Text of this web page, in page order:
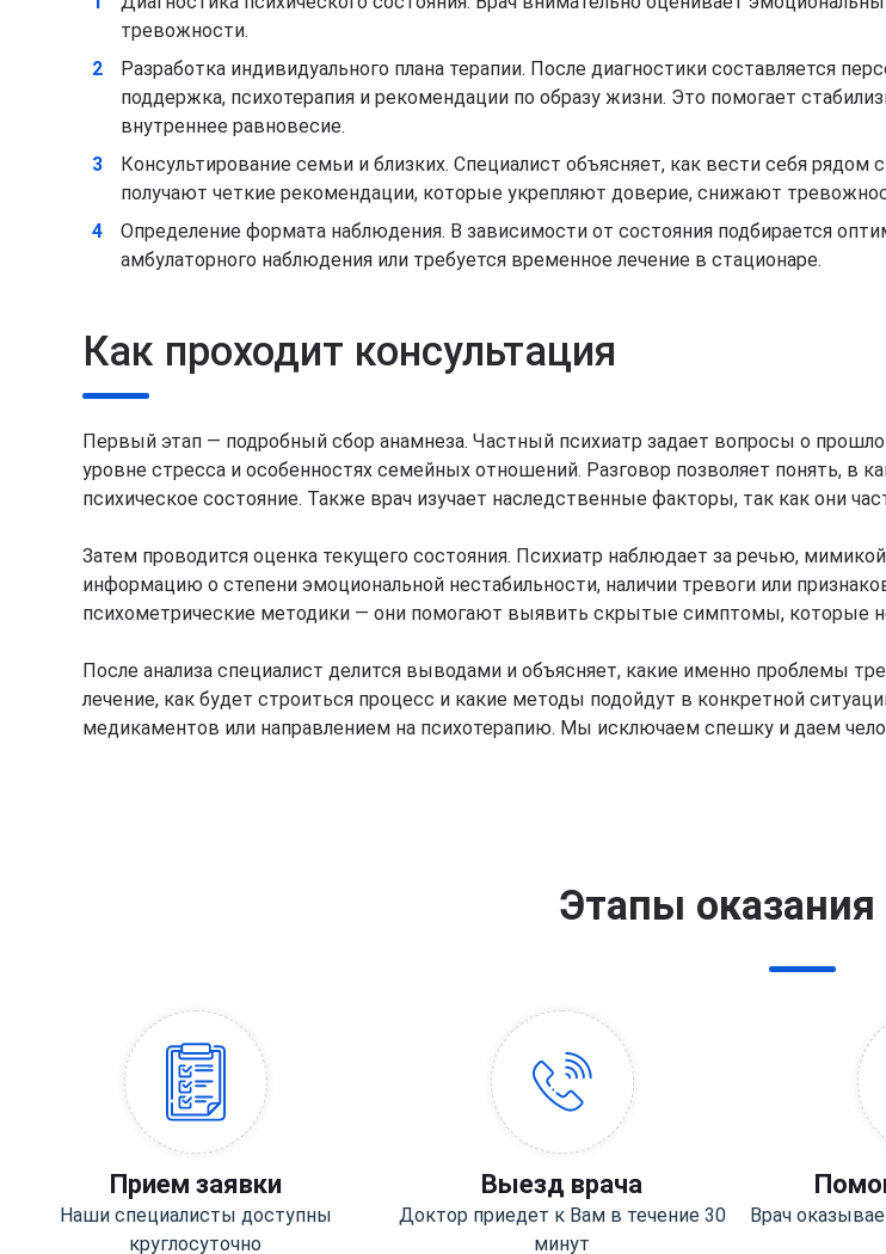
тревожности.
Разработка индивидуального плана терапии. После диагностики составляется
поддержка, психотерапия и рекомендации по образу жизни. Это помогает
внутреннее равновесие.
Консультирование семьи и близких. Специалист объясняет, как вести себя
получают четкие рекомендации, которые укрепляют доверие, снижают
Определение формата наблюдения. В зависимости от состояния подбирается
амбулаторного наблюдения или требуется временное лечение в стационаре.
Как проходит консультация
Первый этап — подробный сбор анамнеза. Частный психиатр задает вопросы о
уровне стресса и особенностях семейных отношений. Разговор позволяет понять, в
психическое состояние. Также врач изучает наследственные факторы, так как они
Затем проводится оценка текущего состояния. Психиатр наблюдает за речью,
информацию о степени эмоциональной нестабильности, наличии тревоги или
психометрические методики — они помогают выявить скрытые симптомы, которые
После анализа специалист делится выводами и объясняет, какие именно проблемы
лечение, как будет строиться процесс и какие методы подойдут в конкретной
медикаментов или направлением на психотерапию. Мы исключаем спешку и даем
Этапы
Прием заявки
Наши специалисты доступны
круглосуточно
Выезд врача
Доктор приедет к Вам в течение 30
минут
Врач